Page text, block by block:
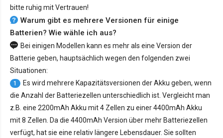
bitte ruhig mit Vertrauen!
Warum gibt es mehrere Versionen für einige
Batterien? Wie wähle ich aus?
Bei einigen Modellen kann es mehr als eine Version der
Batterie geben, hauptsächlich wegen den folgenden zwei
Situationen:
1
Es wird mehrere Kapazitätsversionen der Akku geben, wenn
die Anzahl der Batteriezellen unterschiedlich ist. Vergleicht man
z.B. eine 2200mAh Akku mit 4 Zellen zu einer 4400mAh Akku
mit 8 Zellen. Da die 4400mAh Version über mehr Batteriezellen
verfügt, hat sie eine relativ längere Lebensdauer. Sie sollten